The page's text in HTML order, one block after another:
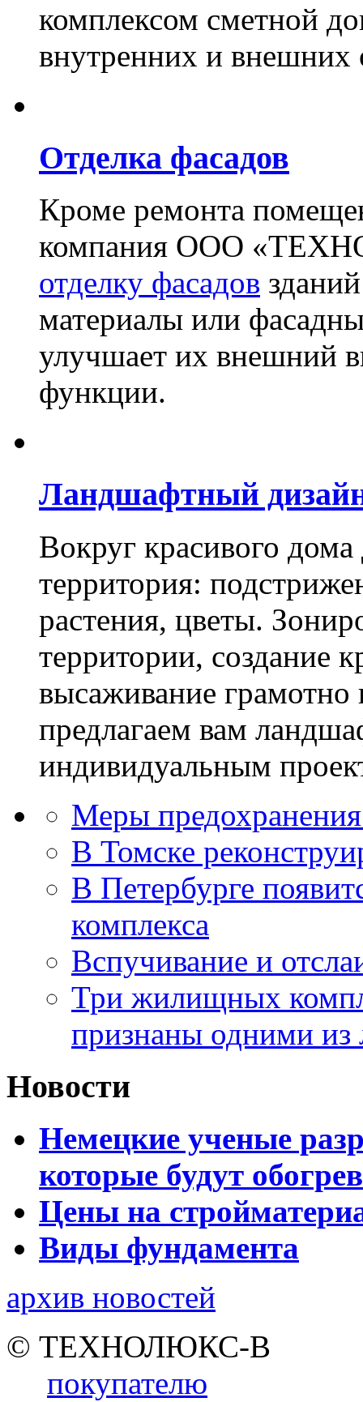
комплексом сметной
внутренних и внешних
Отделка фасадов
Кроме ремонта
компания ООО
отделку фасадов
материалы или
улучшает их внешний
функции.
Ландшафтный
Вокруг красивого
территория:
растения, цветы.
территории, создание
высаживание
предлагаем вам
индивидуальным
Меры
В Томске
В Петербурге
комплекса
Вспучивание и
Три жилищных
признаны одними
Новости
Немецкие ученые
которые будут
Цены на
Виды фундамента
архив новостей
© ТЕХНОЛЮКС-В
покупателю